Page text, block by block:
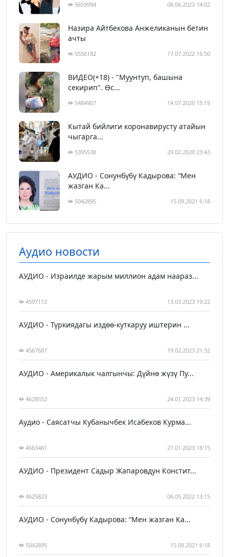
5659994 08.06.2023 14:02
Назира Айтбекова Анжеликанын бетин
ачты
5556182 17.07.2022 16:50
ВИДЕО(+18) - "Муунтуп, башына
секирип". Өс...
5484907 14.07.2020 15:19
Кытай бийлиги коронавирусту атайын
чыгарга...
5395538 29.02.2020 23:43
АУДИО - Сонунбүбү Кадырова: “Мен
жазган Ка...
5042895 15.09.2021 6:18
Аудио новости
АУДИО - Израилде жарым миллион адам наараз...
4597112 13.03.2023 19:22
АУДИО - Түркиядагы издөө-куткаруу иштерин ...
4567687 19.02.2023 21:32
АУДИО - Америкалык чалгынчы: Дүйнө жүзү Пу...
4628552 24.01.2023 14:39
Аудио - Саясатчы Кубанычбек Исабеков Курма...
4663481 21.01.2023 18:15
АУДИО - Президент Садыр Жапаровдун Констит...
4625823 06.05.2022 13:15
АУДИО - Сонунбүбү Кадырова: “Мен жазган Ка...
5042895 15.09.2021 6:18